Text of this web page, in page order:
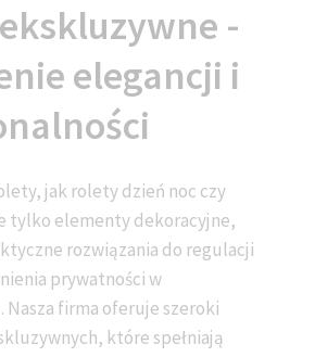
-
elegancji i
jak rolety dzień noc czy
tylko elementy dekoracyjne,
rozwiązania do regulacji
prywatności w
Nasza firma oferuje szeroki
które spełniają